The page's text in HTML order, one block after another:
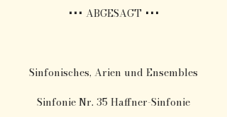
+++ ABGESAGT +++
Sinfonisches, Arien und Ensembles
Sinfonie Nr. 35 Haffner-Sinfonie